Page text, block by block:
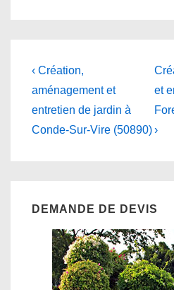
Navigation
de
l’article
Previous
Post
is
‹ Création,
aménagement et
entretien de jardin à
Conde-Sur-Vire (50890)
is
et
›
DEMANDE DE DEVIS